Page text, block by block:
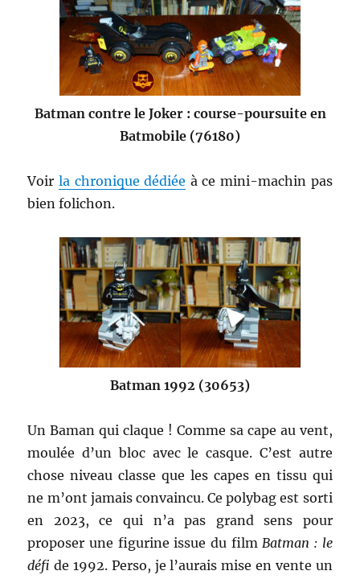
Batman contre le Joker : course-poursuite en
Batmobile (76180)
Voirla chronique dédiée à ce mini-machin pas
bien folichon.
Batman 1992 (30653)
Un Baman qui claque ! Comme sa cape au vent,
moulée d’un bloc avec le casque. C’est autre
chose niveau classe que les capes en tissu qui
ne m’ont jamais convaincu. Ce polybag est sorti
en 2023, ce qui n’a pas grand sens pour
proposer une figurine issue du filmBatman : le
défi de 1992. Perso, je l’aurais mise en vente un